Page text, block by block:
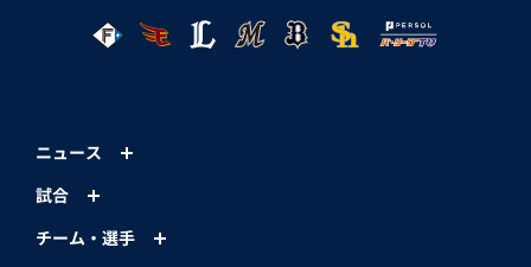
ニュース
試合
チーム・選手